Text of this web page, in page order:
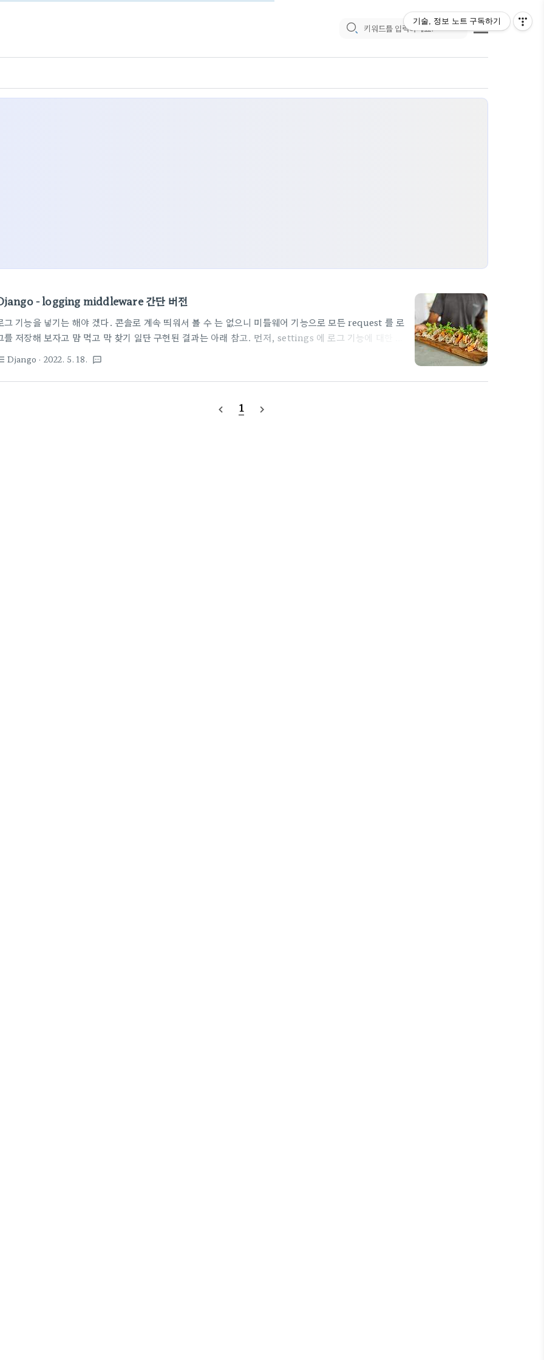
- logging middleware 간단 버전
그 기능을 넣기는 해야 겠다. 콘솔로 계속 띄워서 볼 수 는 없으니 미들웨어 기능으로 모든 request 를 로
를 저장해 보자고 맘 먹고 막 찾기 일단 구현된 결과는 아래 참고. 먼저, settings 에 로그 기능에 대한 설
https://wikidocs.net/77522 작성한 코드는 아래와 같다. 아래 코드에서 파일로 저장하는 부분에 주목
서 보세요. (먼저 작업 폴더에 logs 라는 폴더를 수동으로 하나 만들어 둬야 한다) LOGGING = {
Django · 2022. 5. 18. textsms
navigate_before 1 navigate_next
기술, 정보 노트 구독하기